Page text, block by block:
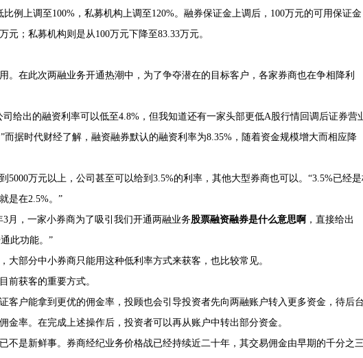
例上调至100%，私募机构上调至120%。融券保证金上调后，100万元的可用保证
；私募机构则是从100万元下降至83.33万元。
。在此次两融业务开通热潮中，为了争夺潜在的目标客户，各家券商也在争相降利
给出的融资利率可以低至4.8%，但我知道还有一家头部更低A股行情回调后证券营
据时代财经了解，融资融券默认的融资利率为8.35%，随着资金规模增大而相应降
5000万元以上，公司甚至可以给到3.5%的利率，其他大型券商也可以。“3.5%已经
是在2.5%。”
月，一家小券商为了吸引我们开通两融业务股票融资融券是什么意思啊 ，直接给出
此功能。”
大部分中小券商只能用这种低利率方式来获客，也比较常见。
前获客的重要方式。
客户能拿到更优的佣金率，投顾也会引导投资者先向两融账户转入更多资金，待后
金率。在完成上述操作后，投资者可以再从账户中转出部分资金。
不是新鲜事。券商经纪业务价格战已经持续近二十年，其交易佣金由早期的千分之